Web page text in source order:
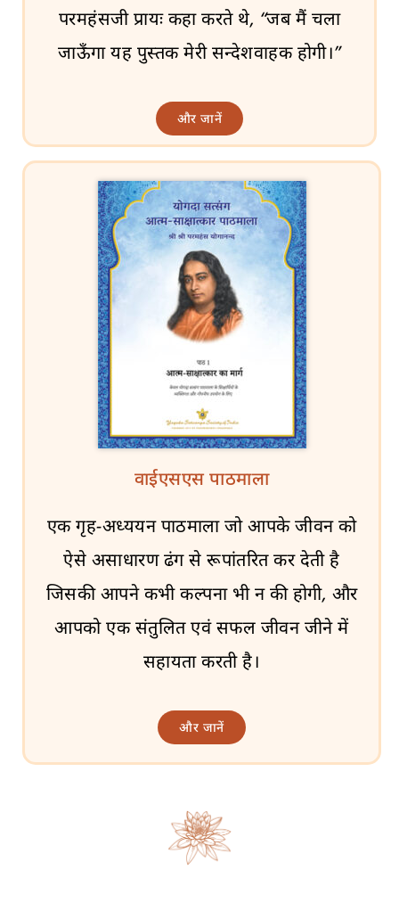
परमहंसजी प्रायः कहा करते थे, “जब मैं चला
जाऊँगा यह पुस्तक मेरी सन्देशवाहक होगी।”
और जानें
वाईएसएस पाठमाला
एक गृह-अध्ययन पाठमाला जो आपके जीवन को
ऐसे असाधारण ढंग से रूपांतरित कर देती है
जिसकी आपने कभी कल्पना भी न की होगी, और
आपको एक संतुलित एवं सफल जीवन जीने में
सहायता करती है।
और जानें